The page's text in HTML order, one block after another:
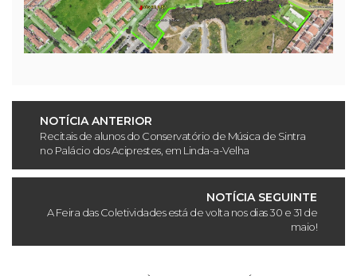
NOTÍCIA ANTERIOR
Recitais de alunos do Conservatório de Música de Sintra
no Palácio dos Aciprestes, em Linda-a-Velha
NOTÍCIA SEGUINTE
A Feira das Coletividades está de volta nos dias 30 e 31 de
maio!